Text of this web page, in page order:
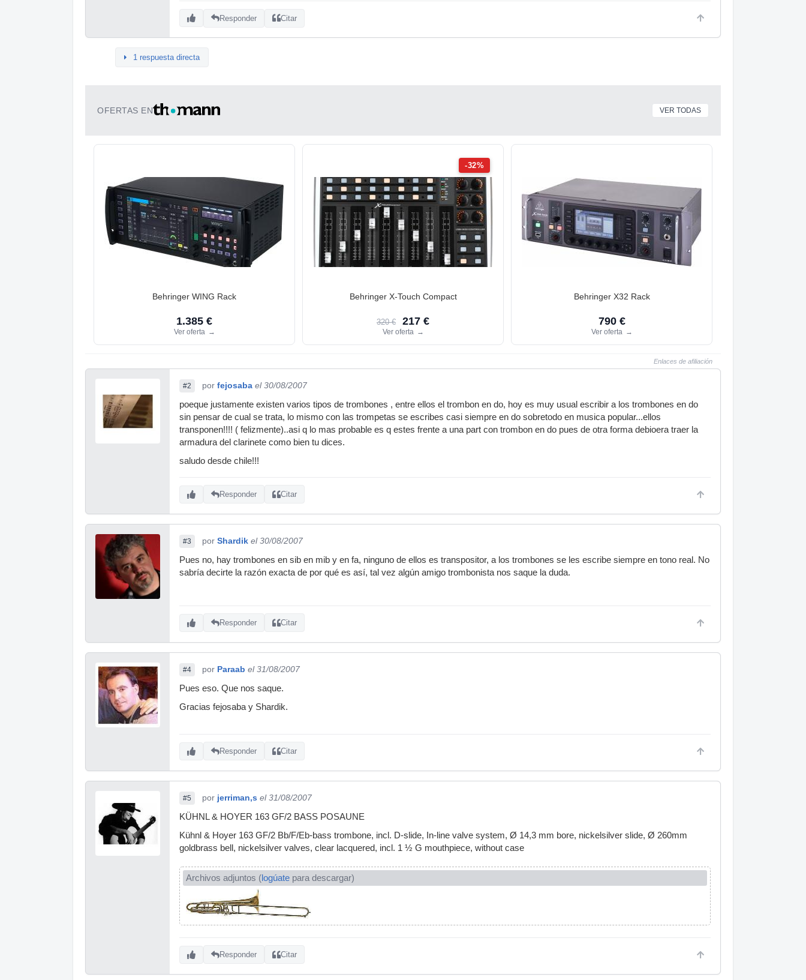
Responder Citar
1 respuesta directa
OFERTAS EN VER TODAS
Behringer WING Rack
1.385 €
Ver oferta →
-32%
Behringer X-Touch Compact
320 € 217 €
Ver oferta →
Behringer X32 Rack
790 €
Ver oferta →
Enlaces de afiliación
#2 por fejosaba el 30/08/2007
poeque justamente existen varios tipos de trombones , entre ellos el trombon en do, hoy es muy usual escribir a los trombones en do
sin pensar de cual se trata, lo mismo con las trompetas se escribes casi siempre en do sobretodo en musica popular...ellos
transponen!!!! ( felizmente)..asi q lo mas probable es q estes frente a una part con trombon en do pues de otra forma debioera traer la
armadura del clarinete como bien tu dices.
saludo desde chile!!!
Responder Citar
#3 por Shardik el 30/08/2007
Pues no, hay trombones en sib en mib y en fa, ninguno de ellos es transpositor, a los trombones se les escribe siempre en tono real. No
sabría decirte la razón exacta de por qué es así, tal vez algún amigo trombonista nos saque la duda.
Responder Citar
#4 por Paraab el 31/08/2007
Pues eso. Que nos saque.
Gracias fejosaba y Shardik.
Responder Citar
#5 por jerriman,s el 31/08/2007
KÜHNL & HOYER 163 GF/2 BASS POSAUNE
Kühnl & Hoyer 163 GF/2 Bb/F/Eb-bass trombone, incl. D-slide, In-line valve system, Ø 14,3 mm bore, nickelsilver slide, Ø 260mm
goldbrass bell, nickelsilver valves, clear lacquered, incl. 1 ½ G mouthpiece, without case
Archivos adjuntos (logúate para descargar)
Responder Citar